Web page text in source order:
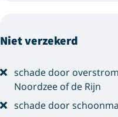
Niet verzekerd
schade door
Noordzee of de Rijn
schade door